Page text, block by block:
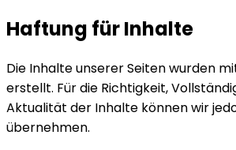
Haftung für Inhalte
Die Inhalte unserer Seiten wurden
erstellt. Für die Richtigkeit,
Aktualität der Inhalte können wir
übernehmen.